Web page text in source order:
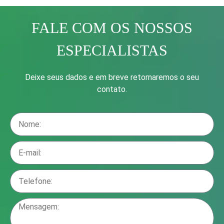
FALE COM OS NOSSOS
ESPECIALISTAS
Deixe seus dados e em breve retornaremos o seu
contato.